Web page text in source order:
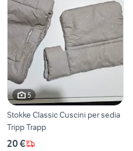
5
Stokke Classic Cuscini per sedia
Tripp Trapp
20 €